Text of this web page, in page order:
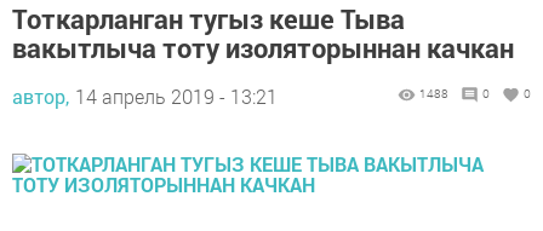
Тоткарланган тугыз кеше Тыва
вакытлыча тоту изоляторыннан качкан
автор, 14 апрель 2019 - 13:21 1488 0 0